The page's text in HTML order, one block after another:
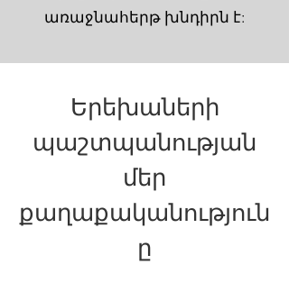
առաջնահերթ խնդիրն է:
Երեխաների
պաշտպանության
մեր
քաղաքականություն
ը